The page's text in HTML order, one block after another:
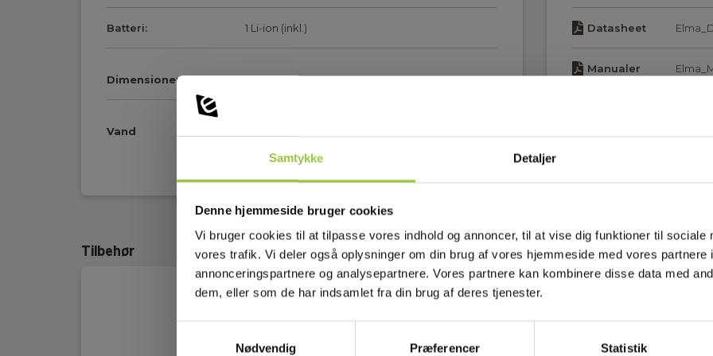
Samtykke Detaljer
Denne hjemmeside bruger cookies
Vi bruger cookies til at tilpasse vores indhold og annoncer, til at vise dig funktioner til sociale
vores trafik. Vi deler også oplysninger om din brug af vores hjemmeside med vores partnere
annonceringspartnere og analysepartnere. Vores partnere kan kombinere disse data med
dem, eller som de har indsamlet fra din brug af deres tjenester.
Nødvendig
Præferencer Statistik
Batteri: 1 Li-ion (inkl.)
Dimensioner
Vand
41
4000
2 stk, AA, Inkl.
400
Vis mere
Datasheet
Manualer
Tilbehør